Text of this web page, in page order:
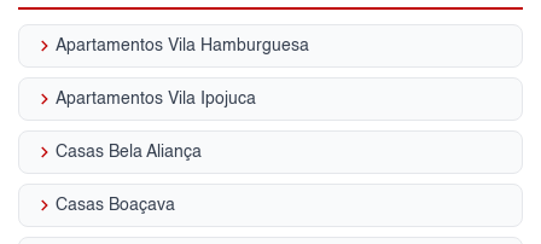
keyboard_arrow_right Apartamentos Vila Hamburguesa
keyboard_arrow_right Apartamentos Vila Ipojuca
keyboard_arrow_right Casas Bela Aliança
keyboard_arrow_right Casas Boaçava